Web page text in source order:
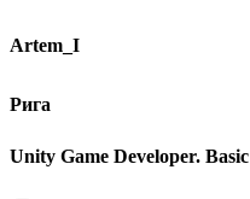
Artem_I
Рига
Unity Game Developer. Basic